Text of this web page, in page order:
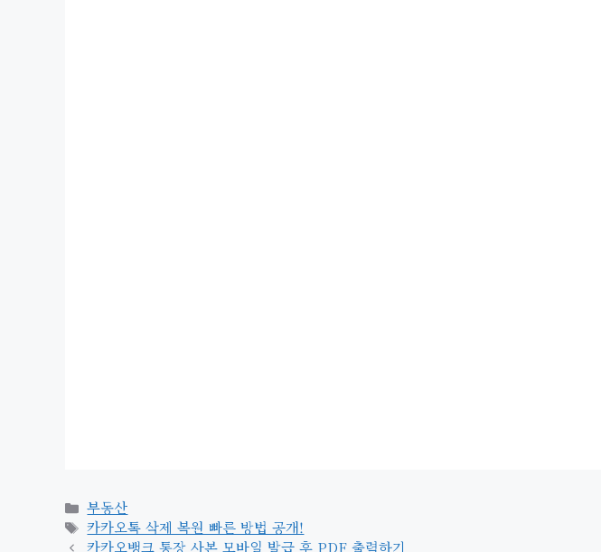
카
테
고
부동산
태
그
카카오톡 삭제 복원 빠른 방법 공개!
카카오뱅크 통장 사본 모바일 발급 후 PDF 출력하기